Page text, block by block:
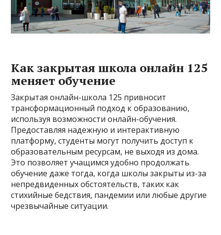
Как закрытая школа онлайн 125
меняет обучение
Закрытая онлайн-школа 125 привносит
трансформационный подход к образованию,
используя возможности онлайн-обучения.
Предоставляя надежную и интерактивную
платформу, студенты могут получить доступ к
образовательным ресурсам, не выходя из дома.
Это позволяет учащимся удобно продолжать
обучение даже тогда, когда школы закрыты из-за
непредвиденных обстоятельств, таких как
стихийные бедствия, пандемии или любые другие
чрезвычайные ситуации.